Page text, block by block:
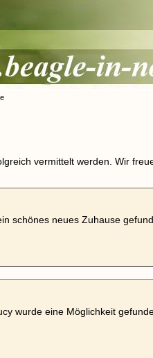
vermittelt werden. Wir
schönes neues Zuhause
wurde eine Möglichkeit